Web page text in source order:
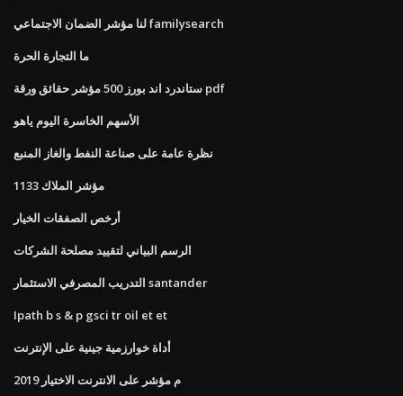
لنا مؤشر الضمان الاجتماعي familysearch
ما التجارة الحرة
ستاندرد اند بورز 500 مؤشر حقائق ورقة pdf
الأسهم الخاسرة اليوم ياهو
نظرة عامة على صناعة النفط والغاز المنبع
مؤشر الملاك 1133
أرخص الصفقات الخيار
الرسم البياني لتقييد مصلحة الشركات
التدريب المصرفي الاستثمار santander
Ipath b s & p gsci tr oil et et
أداة خوارزمية جينية على الإنترنت
م مؤشر على الانترنت الاختيار 2019